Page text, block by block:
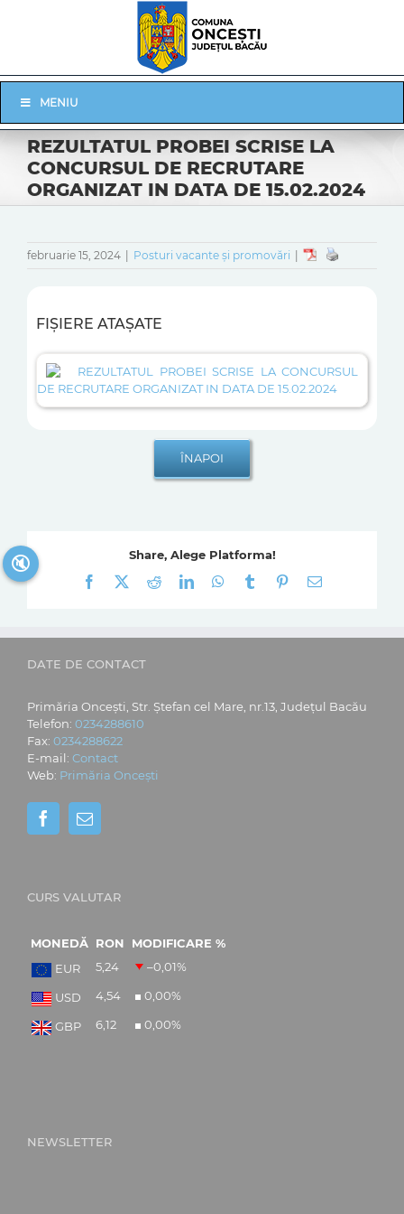
Navigation
MENIU
REZULTATUL PROBEI SCRISE LA
CONCURSUL DE RECRUTARE
ORGANIZAT IN DATA DE 15.02.2024
februarie 15, 2024 Posturi vacante și promovări
FIȘIERE ATAȘATE
REZULTATUL PROBEI SCRISE LA CONCURSUL
DE RECRUTARE ORGANIZAT IN DATA DE 15.02.2024
Share, Alege Platforma!
Facebook
RedditLinkedInWhatsApp
Tumblr Pinterest
E-
DATE DE CONTACT
Primăria Oncești, Str. Ștefan cel Mare, nr.13, Județul Bacău
Telefon: 0234288610
Fax: 0234288622
E-mail: Contact
Web: Primăria Oncești
CURS VALUTAR
MONEDĂ RON
MODIFICARE %
EUR
5,24 –0,01%
USD 4,54 0,00%
GBP 6,12 0,00%
NEWSLETTER
🔇